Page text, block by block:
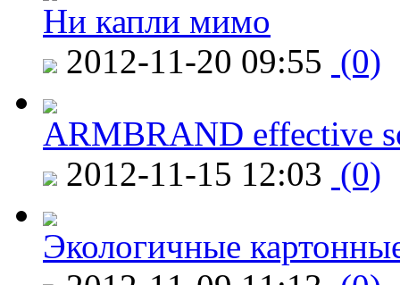
Ни капли мимо
2012-11-20 09:55 (0)
ARMBRAND effective
2012-11-15 12:03 (0)
Экологичные